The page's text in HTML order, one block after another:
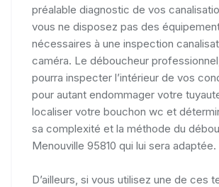
préalable diagnostic de vos
vous ne disposez pas des
nécessaires à une inspection
caméra. Le déboucheur
pourra inspecter l’intérieur de vos
pour autant endommager votre
localiser votre bouchon wc et
sa complexité et la méthode du
Menouville 95810 qui lui sera adaptée.
D’ailleurs, si vous utilisez une de ces